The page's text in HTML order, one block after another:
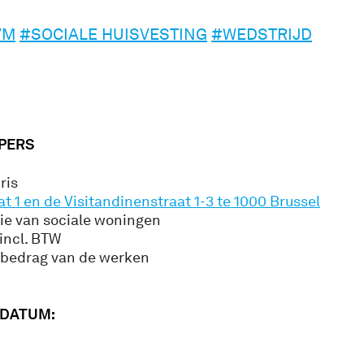
#SOCIALE HUISVESTING #WEDSTRIJD
1 en de Visitandinenstraat 1-3 te 1000 Brussel
van sociale woningen
BTW
van de werken